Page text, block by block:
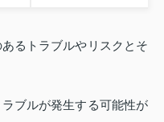
るトラブルやリスクとそ
ブルが発生する可能性が